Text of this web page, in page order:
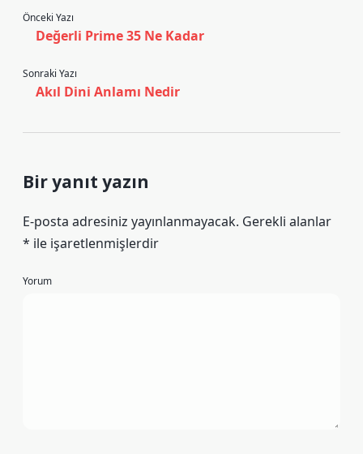
Önceki Yazı
Değerli Prime 35 Ne Kadar
Sonraki Yazı
Akıl Dini Anlamı Nedir
Bir yanıt yazın
E-posta adresiniz yayınlanmayacak. Gerekli alanlar
* ile işaretlenmişlerdir
Yorum